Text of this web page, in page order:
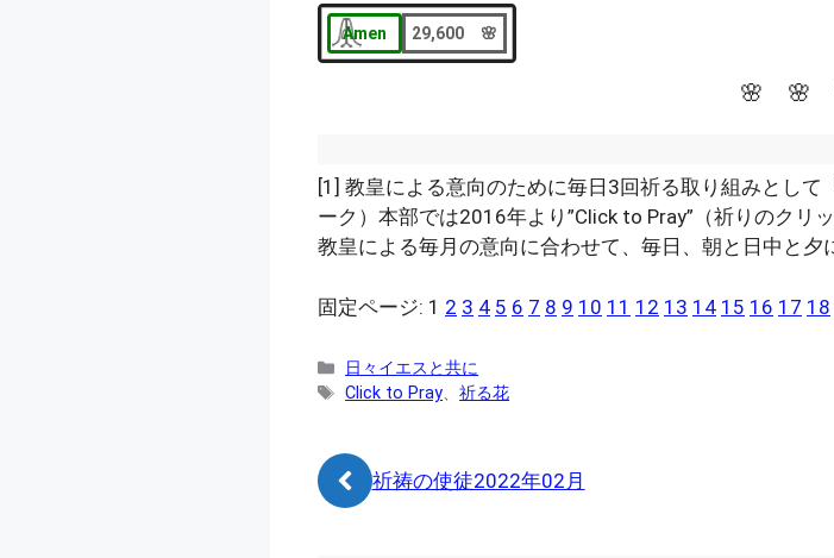
Amen 29,600 🌸
🌸 🌸
[1] 教皇による意向のために毎日3回祈る取り組みとし
ーク）本部では2016年より”Click to Pray”（祈りのクリ
教皇による毎月の意向に合わせて、毎日、朝と日中と夕
固定ページ: 1 2 3 4 5 6 7 8 9 10 11 12 13 14 15 16 17 18
カ
テ
ー
日々イエスと共に
タ
Click to Pray、祈る花
祈祷の使徒2022年02月